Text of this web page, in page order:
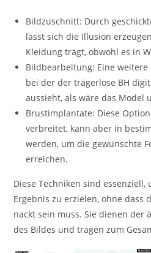
Bildzuschnitt: Durch
lässt sich die Illusion
Kleidung trägt, obwohl es in
Bildbearbeitung: Eine
bei der der trägerlose BH
aussieht, als wäre das Model
Brustimplantate: Diese
verbreitet, kann aber in
werden, um die gewünschte
erreichen.
Diese Techniken sind essenziell,
Ergebnis zu erzielen, ohne dass
nackt sein muss. Sie dienen der
des Bildes und tragen zum